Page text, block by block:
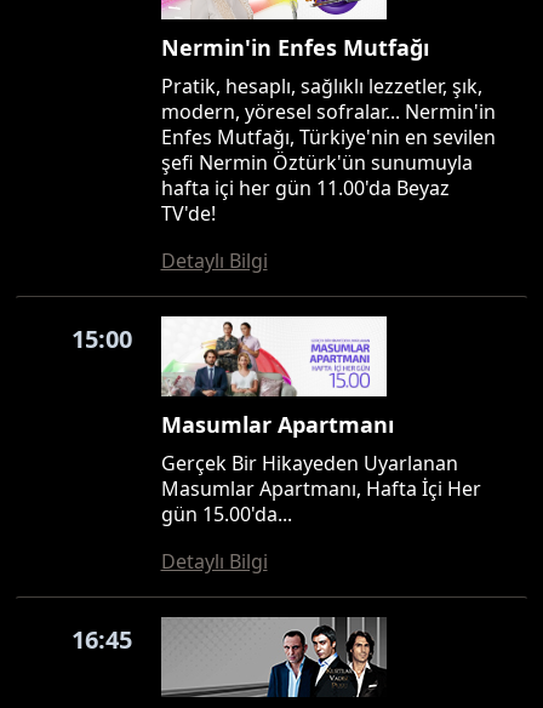
Nermin'in Enfes Mutfağı
Pratik, hesaplı, sağlıklı lezzetler, şık,
modern, yöresel sofralar... Nermin'in
Enfes Mutfağı, Türkiye'nin en sevilen
şefi Nermin Öztürk'ün sunumuyla
hafta içi her gün 11.00'da Beyaz
TV'de!
Detaylı Bilgi
15:00
Masumlar Apartmanı
Gerçek Bir Hikayeden Uyarlanan
Masumlar Apartmanı, Hafta İçi Her
gün 15.00'da...
Detaylı Bilgi
16:45